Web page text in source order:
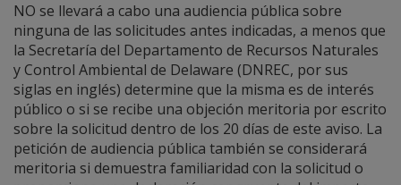
NO se llevará a cabo una audiencia pública sobre
ninguna de las solicitudes antes indicadas, a menos que
la Secretaría del Departamento de Recursos Naturales
y Control Ambiental de Delaware (DNREC, por sus
siglas en inglés) determine que la misma es de interés
público o si se recibe una objeción meritoria por escrito
sobre la solicitud dentro de los 20 días de este aviso. La
petición de audiencia pública también se considerará
meritoria si demuestra familiaridad con la solicitud o